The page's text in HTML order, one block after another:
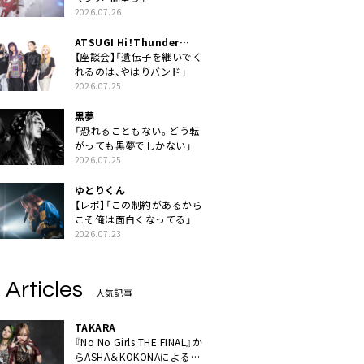
2026.07.26
ATSUGI Hi！Thunder
Rock Festival
【座談会】「遺伝子を継いでく
れるのは、やはりバンド」
2026.07.25
黒夢
「恐れることもない。どう転
がっても黒夢でしかない」
2026.07.25
ゆとりくん
【レポ】「この制約があるから
こそ俺は面白くなってる」
2026.07.23
Articles 人気記事
TAKARA
『No No Girls THE FINAL』か
らASHA＆KOKONAによるユ